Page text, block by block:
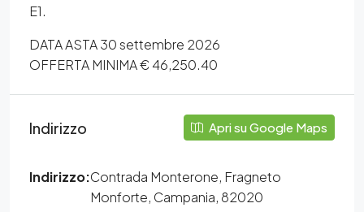
E1.
DATA ASTA 30 settembre 2026
OFFERTA MINIMA € 46,250.40
Indirizzo Apri su Google Maps
Indirizzo:Contrada Monterone, Fragneto
Monforte, Campania, 82020